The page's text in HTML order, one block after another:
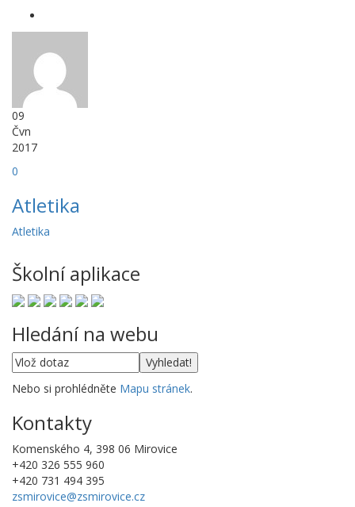
09
Čvn
2017
0
Atletika
Atletika
Školní aplikace
Hledání na webu
Nebo si prohlédněte Mapu stránek.
Kontakty
Komenského 4, 398 06 Mirovice
+420 326 555 960
+420 731 494 395
zsmirovice@zsmirovice.cz